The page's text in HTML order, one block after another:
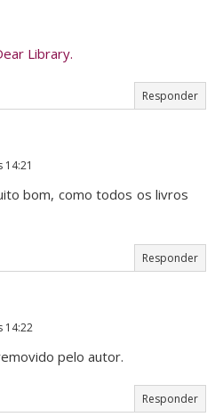
Library.
Responder
bom, como todos os livros
Responder
14:22
pelo autor.
Responder